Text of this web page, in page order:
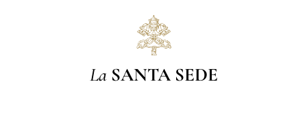
La SANTA SEDE